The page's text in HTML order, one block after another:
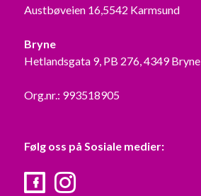
Austbøveien 16,5542 Karmsund
Bryne
Hetlandsgata 9, PB 276, 4349 Bryne
Org.nr.: 993518905
Følg oss på Sosiale medier:
FacebookInstagram